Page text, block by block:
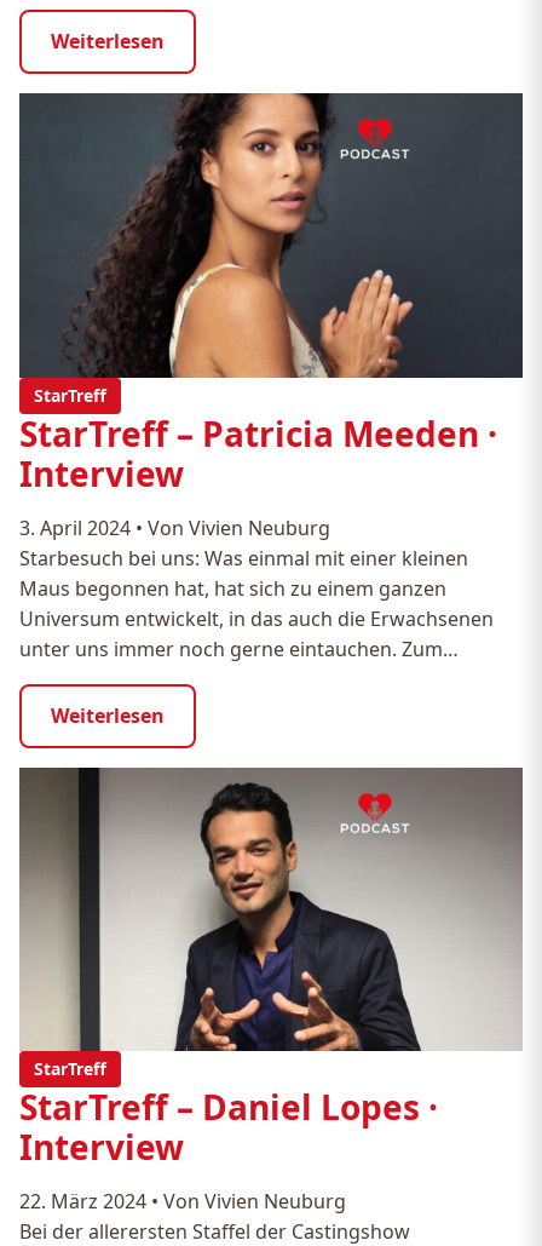
Weiterlesen
StarTreff
StarTreff – Patricia Meeden ·
Interview
3. April 2024 • Von Vivien Neuburg
Starbesuch bei uns: Was einmal mit einer kleinen
Maus begonnen hat, hat sich zu einem ganzen
Universum entwickelt, in das auch die Erwachsenen
unter uns immer noch gerne eintauchen. Zum…
Weiterlesen
StarTreff
StarTreff – Daniel Lopes ·
Interview
22. März 2024 • Von Vivien Neuburg
Bei der allerersten Staffel der Castingshow